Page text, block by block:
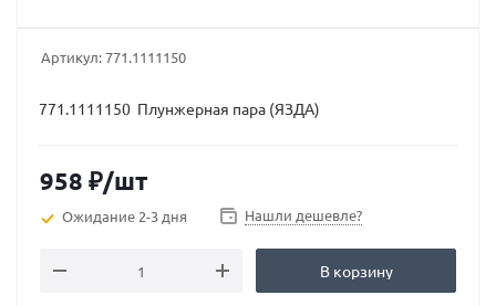
Артикул:771.1111150
771.1111150 Плунжерная пара (ЯЗДА)
958 ₽/шт
Ожидание 2-3 дня Нашли дешевле?
В корзину